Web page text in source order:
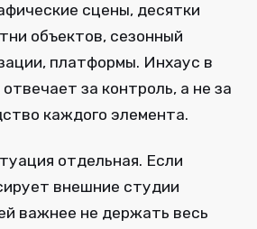
сцены, десятки
объектов, сезонный
платформы. Инхаус в
за контроль, а не за
каждого элемента.
отдельная. Если
внешние студии
важнее не держать весь